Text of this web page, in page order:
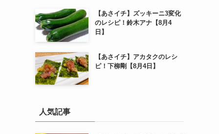
【あさイチ】ズッキーニ3変化
のレシピ！鈴木アナ【8月4
日】
【あさイチ】アカタクのレシ
ピ！下柳剛【8月4日】
人気記事